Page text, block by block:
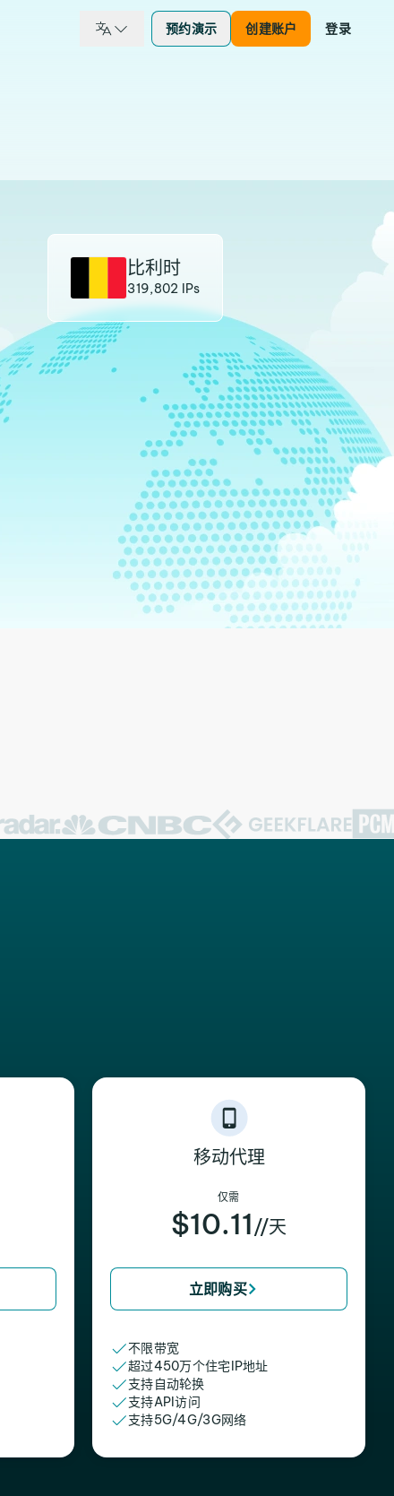
预约演示 创建账户 登录
比利时
319,802 IPs
移动代理
仅需
$10.11 //天
立即购买
不限带宽
超过450万个住宅IP地址
支持自动轮换
支持API访问
支持5G/4G/3G网络